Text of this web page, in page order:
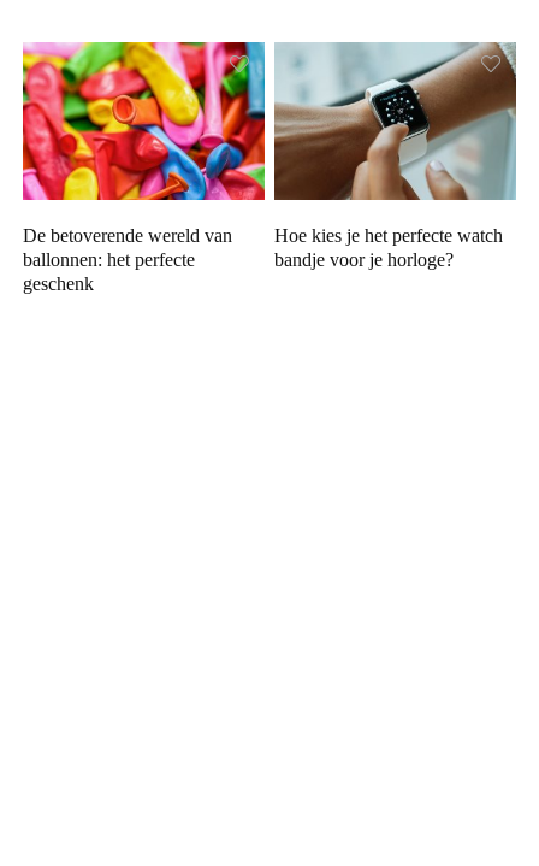
De betoverende wereld van
ballonnen: het perfecte
geschenk
Hoe kies je het perfecte watch
bandje voor je horloge?